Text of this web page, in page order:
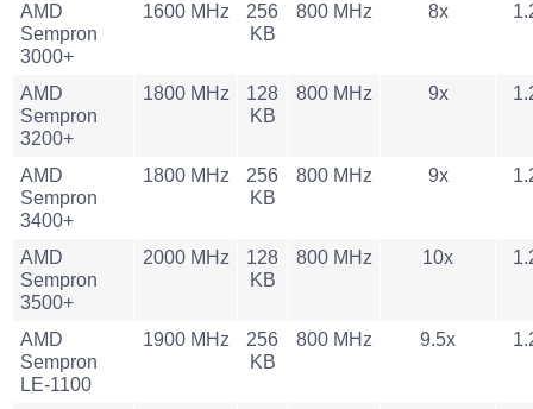
AMD
Sempron
3000+
1600 MHz
256
KB
800 MHz 8x
AMD
Sempron
3200+
1800 MHz
128
KB
800 MHz 9x
AMD
Sempron
3400+
1800 MHz
256
KB
800 MHz 9x
AMD
Sempron
3500+
2000 MHz
128
KB
800 MHz 10x
AMD
Sempron
LE-1100
1900 MHz
256
KB
800 MHz 9.5x